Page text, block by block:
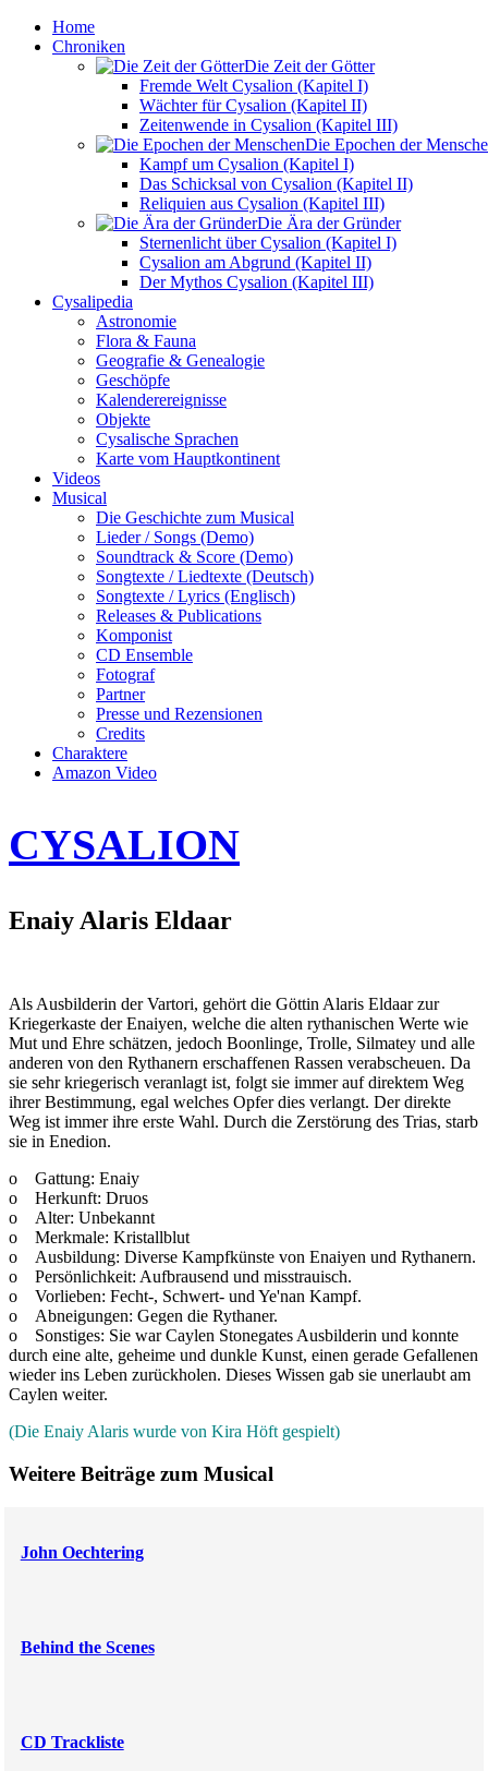
Home
Chroniken
Die Zeit der Götter
Fremde Welt Cysalion (Kapitel I)
Wächter für Cysalion (Kapitel II)
Zeitenwende in Cysalion (Kapitel III)
Die Epochen der
Kampf um Cysalion (Kapitel I)
Das Schicksal von Cysalion (Kapitel II)
Reliquien aus Cysalion (Kapitel III)
Die Ära der Gründer
Sternenlicht über Cysalion (Kapitel I)
Cysalion am Abgrund (Kapitel II)
Der Mythos Cysalion (Kapitel III)
Cysalipedia
Astronomie
Flora & Fauna
Geografie & Genealogie
Geschöpfe
Kalenderereignisse
Objekte
Cysalische Sprachen
Karte vom Hauptkontinent
Videos
Musical
Die Geschichte zum Musical
Lieder / Songs (Demo)
Soundtrack & Score (Demo)
Songtexte / Liedtexte (Deutsch)
Songtexte / Lyrics (Englisch)
Releases & Publications
Komponist
CD Ensemble
Fotograf
Partner
Presse und Rezensionen
Credits
Charaktere
Amazon Video
CYSALION
Enaiy Alaris Eldaar
Als Ausbilderin der Vartori, gehört die Göttin Alaris Eldaar zur
Kriegerkaste der Enaiyen, welche die alten rythanischen Werte wie
Mut und Ehre schätzen, jedoch Boonlinge, Trolle, Silmatey und alle
anderen von den Rythanern erschaffenen Rassen verabscheuen. Da
sie sehr kriegerisch veranlagt ist, folgt sie immer auf direktem Weg
ihrer Bestimmung, egal welches Opfer dies verlangt. Der direkte
Weg ist immer ihre erste Wahl. Durch die Zerstörung des Trias, starb
sie in Enedion.
o Gattung: Enaiy
o Herkunft: Druos
o Alter: Unbekannt
o Merkmale: Kristallblut
o Ausbildung: Diverse Kampfkünste von Enaiyen und Rythanern.
o Persönlichkeit: Aufbrausend und misstrauisch.
o Vorlieben: Fecht-, Schwert- und Ye'nan Kampf.
o Abneigungen: Gegen die Rythaner.
o Sonstiges: Sie war Caylen Stonegates Ausbilderin und konnte
durch eine alte, geheime und dunkle Kunst, einen gerade Gefallenen
wieder ins Leben zurückholen. Dieses Wissen gab sie unerlaubt am
Caylen weiter.
(Die Enaiy Alaris wurde von Kira Höft gespielt)
Weitere Beiträge zum Musical
John Oechtering
Behind the Scenes
CD Trackliste